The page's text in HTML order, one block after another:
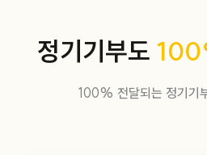
정기기부도
100% 전달되는 정기기